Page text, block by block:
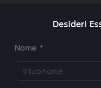
Desideri
Nome